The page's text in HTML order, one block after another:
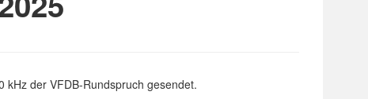
der VFDB-Rundspruch gesendet.